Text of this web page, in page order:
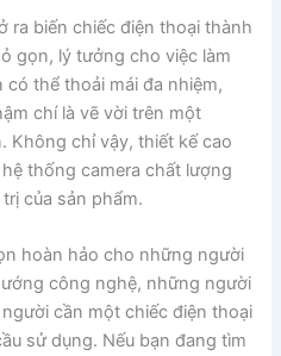
ra biến chiếc điện thoại thành
gọn, lý tưởng cho việc làm
có thể thoải mái đa nhiệm,
chí là vẽ vời trên một
Không chỉ vậy, thiết kế cao
thống camera chất lượng
của sản phẩm.
hoàn hảo cho những người
công nghệ, những người
cần một chiếc điện thoại
sử dụng. Nếu bạn đang tìm